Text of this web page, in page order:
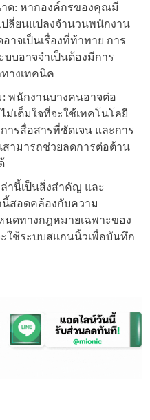
ด: หากองค์กรของคุณมี
ปลี่ยนแปลงจำนวนพนักงาน
าจเป็นเรื่องที่ท้าทาย การ
บอาจจำเป็นต้องมีการ
างเทคนิค
พนักงานบางคนอาจต่อ
เต็มใจที่จะใช้เทคโนโลยี
ารสื่อสารที่ชัดเจน และการ
ามารถช่วยลดการต่อต้าน
านี้เป็นสิ่งสำคัญ และ
นี้สอดคล้องกับความ
ดทางกฎหมายเฉพาะของ
ใช้ระบบสแกนนิ้วเพื่อบันทึก